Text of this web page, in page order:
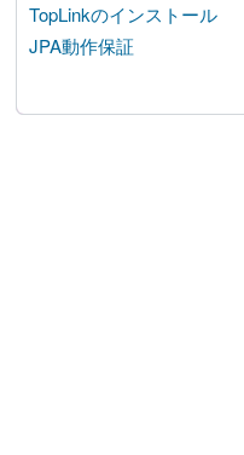
TopLinkのインストール
JPA動作保証